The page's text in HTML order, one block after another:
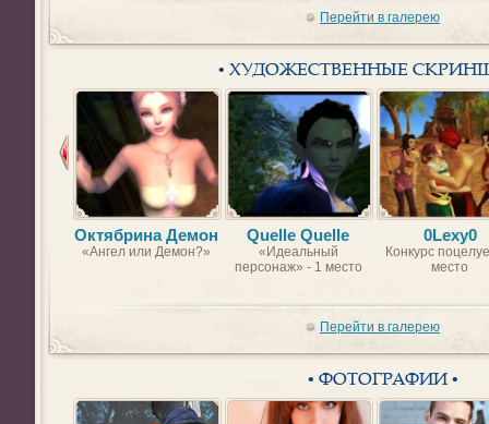
Перейти в галерею
• ХУДОЖЕСТВЕННЫЕ
Октябрина Демон
«Ангел или Демон?»
Quelle Quelle
«Идеальный
персонаж» - 1 место
0Lexy0
Конкурс
место
Перейти в галерею
• ФОТОГРАФИИ •